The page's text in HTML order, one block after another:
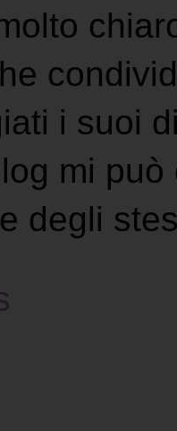
i suoi
mi
degli